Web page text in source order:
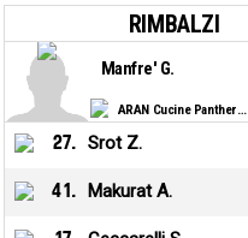
RIMBALZI
ARAN Cucine Panthers Roseto
Manfre' G.
27. Srot Z.
41 . Makurat A.